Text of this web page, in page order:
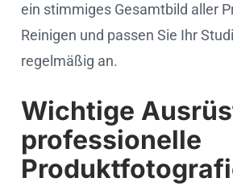
ein stimmiges Gesamtbild aller
Reinigen und passen Sie Ihr
regelmäßig an.
Wichtige
professionelle